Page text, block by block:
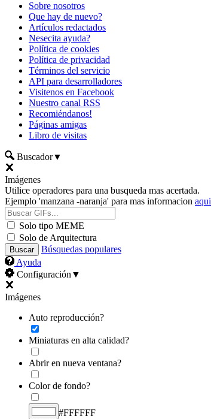
Sobre nosotros
Que hay de nuevo?
Artículos redactados
Nesecita ayuda?
Política de cookies
Política de privacidad
Términos del servicio
API para desarrolladores
Visitenos en Facebook
Nuestro canal RSS
Recomiéndanos!
Páginas amigas
Libro de visitas
Buscador▼
Imágenes
Utilice operadores para una busqueda mas acertada.
Ejemplo 'manzana -naranja' para mas informacion aqui
Solo tipo MEME
Solo de Arquitectura
Búsquedas populares
Ayuda
Configuración ▼
Imágenes
Auto reproducción?
Miniaturas en alta calidad?
Abrir en nueva ventana?
Color de fondo?
#FFFFFF